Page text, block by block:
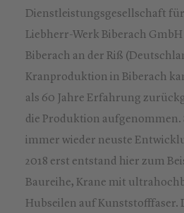
Dienstleistungsgesellschaft
Liebherr-Werk Biberach
Biberach an der Riß
Kranproduktion in Biberach
als 60 Jahre Erfahrung
die Produktion aufgenommen.
immer wieder neuste
2018 erst entstand hier zum
Baureihe, Krane mit
Hubseilen auf Kunststofffaser.